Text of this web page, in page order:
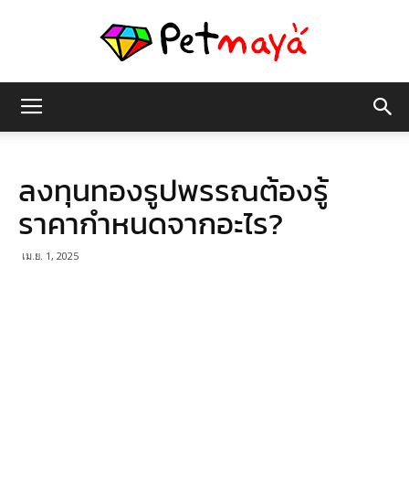
มายา
ลงทุนทองรูปพรรณต้องรู้
ราคากำหนดจากอะไร?
เม.ย. 1, 2025